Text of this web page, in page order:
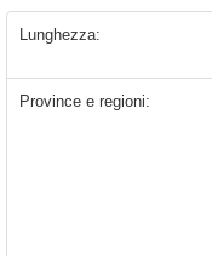
Lunghezza:
Province e regioni: